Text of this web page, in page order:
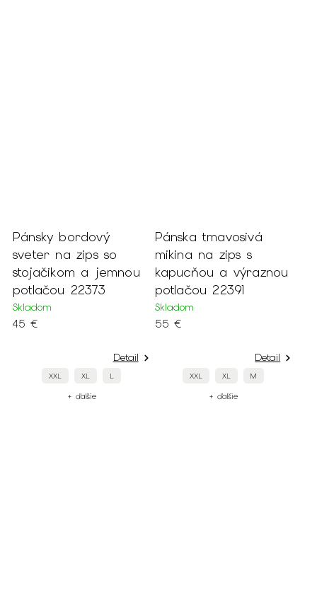
Pánsky bordový
sveter na zips so
stojačikom a jemnou
potlačou 22373
Skladom
45 €
Detail
XXL XL L
+ ďalšie
Pánska tmavosivá
mikina na zips s
kapucňou a výraznou
potlačou 22391
Skladom
55 €
Detail
XXL XL M
+ ďalšie